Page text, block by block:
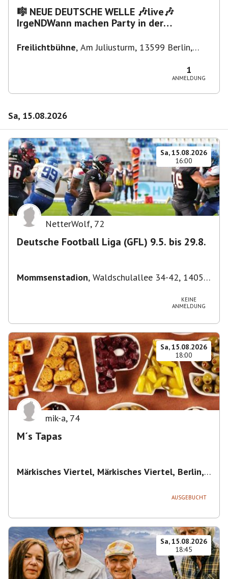
🎼 NEUE DEUTSCHE WELLE 🎶live🎶
IrgeNDWann machen Party in der
Freilichtbühne, Am Juliusturm, 13599 Berlin,
1
ANMELDUNG
Sa, 15.08.2026
Sa, 15.08.2026
16:00
NetterWolf, 72
Deutsche Football Liga (GFL) 9.5. bis 29.8.
Mommsenstadion, Waldschulallee 34-42, 14055
KEINE
ANMELDUNG
Sa, 15.08.2026
18:00
mik-a, 74
M´s Tapas
Märkisches Viertel, Märkisches Viertel, Berlin,
AUSGEBUCHT
Sa, 15.08.2026
18:45